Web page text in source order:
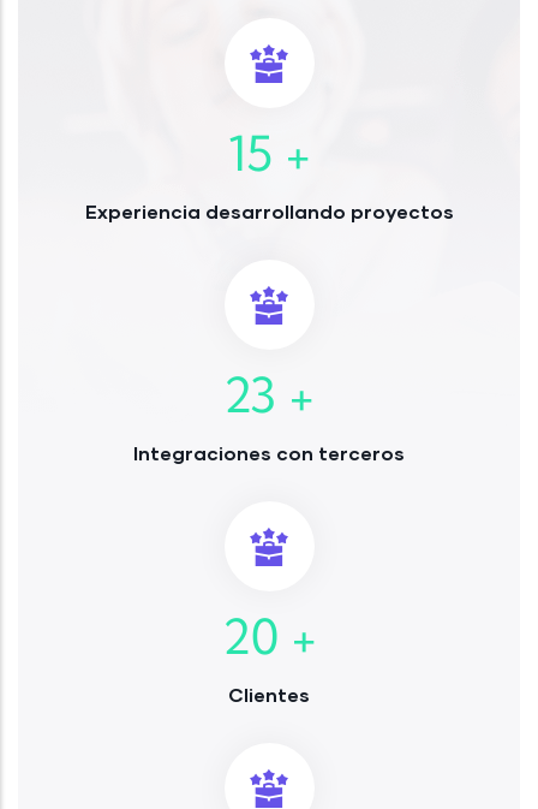
15 +
Experiencia desarrollando proyectos
23 +
Integraciones con terceros
20 +
Clientes